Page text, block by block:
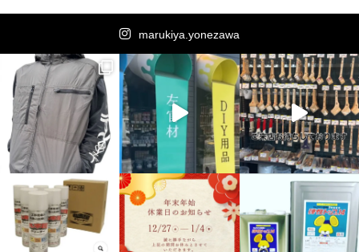
marukiya.yonezawa